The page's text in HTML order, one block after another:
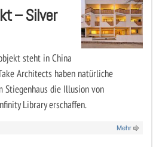
– Silver
steht in China
Architects haben natürliche
die Illusion von
Library erschaffen.
Mehr